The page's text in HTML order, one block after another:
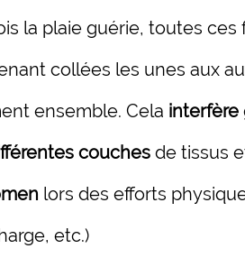
la plaie guérie, toutes
collées les unes aux
ensemble. Cela interfère
couches de tissus
lors des efforts
etc.)